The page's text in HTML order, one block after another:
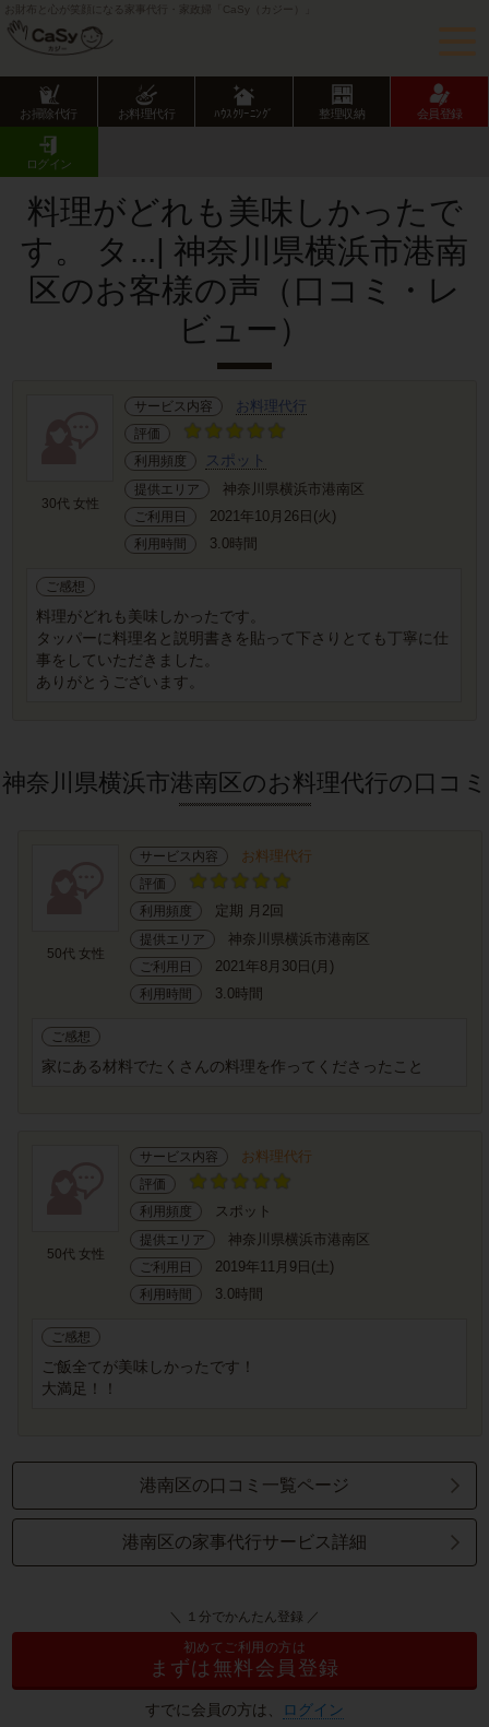
お財布と心が笑顔になる家事代行・家政婦「CaSy（カジー）」
お掃除代行 お料理代行 ﾊｳｽｸﾘｰﾆﾝｸﾞ 整理収納 会員登録
ログイン
CaSy TOP
お客様の声･口コミ詳細
料理がどれも美味しかったで
す。 タ...| 神奈川県横浜市港南
区のお客様の声（口コミ・レ
ビュー）
30代 女性
サービス内容 お料理代行
評価
利用頻度
スポット
提供エリア 神奈川県横浜市港南区
ご利用日 2021年10月26日(火)
利用時間 3.0時間
ご感想
料理がどれも美味しかったです。
タッパーに料理名と説明書きを貼って下さりとても丁寧に仕
事をしていただきました。
ありがとうございます。
神奈川県横浜市港南区のお料理代行の口コミ
50代 女性
サービス内容 お料理代行
評価
利用頻度
定期 月2回
提供エリア 神奈川県横浜市港南区
ご利用日 2021年8月30日(月)
利用時間 3.0時間
ご感想
家にある材料でたくさんの料理を作ってくださったこと
50代 女性
サービス内容 お料理代行
評価
利用頻度
スポット
提供エリア 神奈川県横浜市港南区
ご利用日 2019年11月9日(土)
利用時間 3.0時間
ご感想
ご飯全てが美味しかったです！
大満足！！
港南区の口コミ一覧ページ
港南区の家事代行サービス詳細
＼ １分でかんたん登録 ／
初めてご利用の方は
まずは無料会員登録
すでに会員の方は、 ログイン